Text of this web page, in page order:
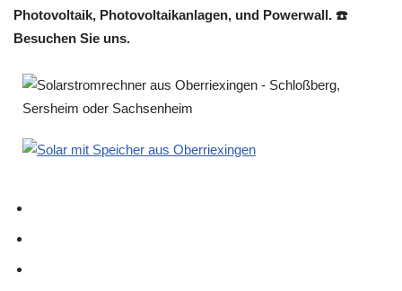
Photovoltaik, Photovoltaikanlagen, und Powerwall. ☎️
Besuchen Sie uns.